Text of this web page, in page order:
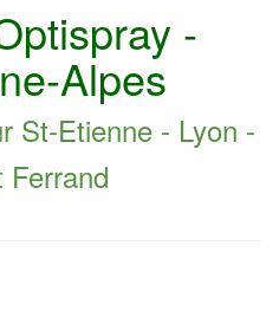
-
Alpes
St-Etienne - Lyon -
Ferrand